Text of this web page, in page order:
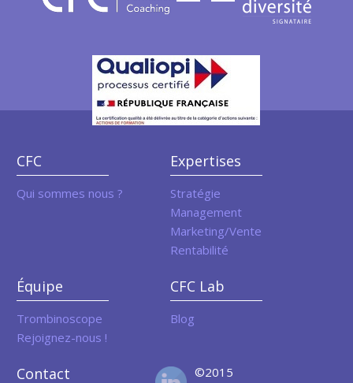
CFC
Qui sommes nous ?
Expertises
Stratégie
Management
Marketing/Vente
Rentabilité
Équipe
Trombinoscope
Rejoignez-nous !
CFC Lab
Blog
Contact ©2015